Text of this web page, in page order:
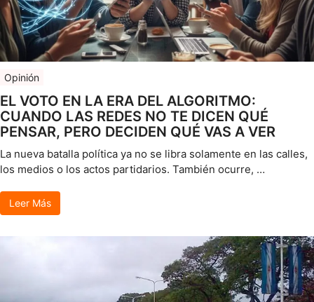
Opinión
EL VOTO EN LA ERA DEL ALGORITMO:
CUANDO LAS REDES NO TE DICEN QUÉ
PENSAR, PERO DECIDEN QUÉ VAS A VER
La nueva batalla política ya no se libra solamente en las calles,
los medios o los actos partidarios. También ocurre, …
Leer Más